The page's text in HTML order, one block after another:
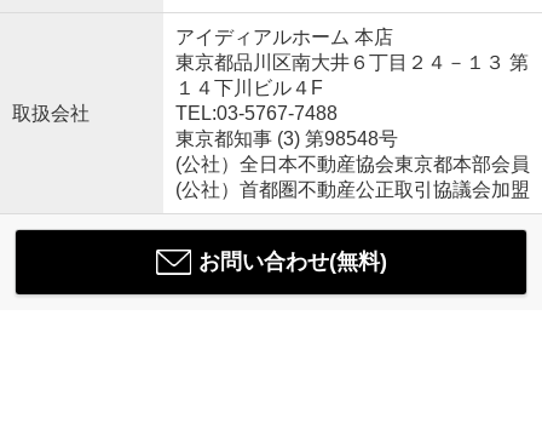
取扱会社
アイディアルホーム 本店
東京都品川区南大井６丁目２４－１３ 第
１４下川ビル４F
TEL:03-5767-7488
東京都知事 (3) 第98548号
(公社）全日本不動産協会東京都本部会員
(公社）首都圏不動産公正取引協議会加盟
お問い合わせ(無料)